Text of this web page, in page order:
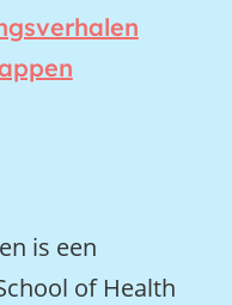
is een
of Health